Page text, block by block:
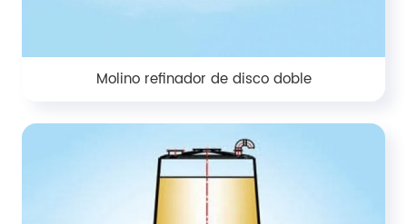
Molino refinador de disco doble